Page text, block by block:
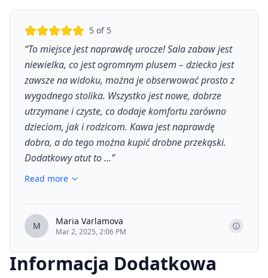
5 of 5
“To miejsce jest naprawdę urocze! Sala zabaw jest
niewielka, co jest ogromnym plusem – dziecko jest
zawsze na widoku, można je obserwować prosto z
wygodnego stolika. Wszystko jest nowe, dobrze
utrzymane i czyste, co dodaje komfortu zarówno
dzieciom, jak i rodzicom. Kawa jest naprawdę
dobra, a do tego można kupić drobne przekąski.
Dodatkowy atut to ...”
Read more
M Maria Varlamova
Mar 2, 2025, 2:06 PM
Informacja Dodatkowa